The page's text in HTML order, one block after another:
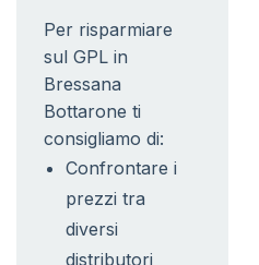
Per risparmiare
sul GPL in
Bressana
Bottarone ti
consigliamo di:
Confrontare i
prezzi tra
diversi
distributori